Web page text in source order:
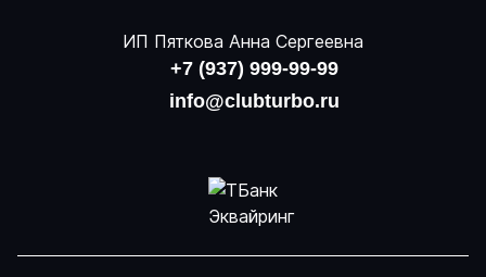
ИП Пяткова Анна Сергеевна
+7 (937) 999-99-99
info@clubturbo.ru